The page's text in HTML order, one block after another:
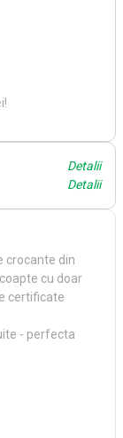
Detalii
Detalii
crocante din
cu doar
certificate
- perfecta